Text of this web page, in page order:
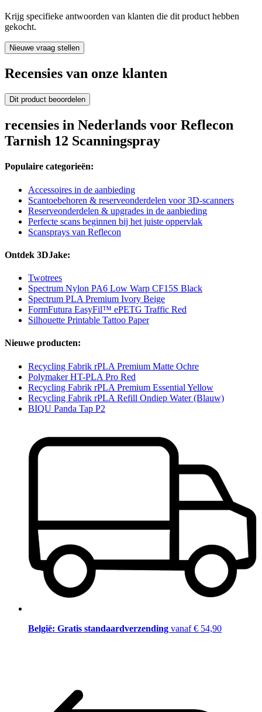
Krijg specifieke antwoorden van klanten die dit product hebben
gekocht.
Nieuwe vraag stellen
Recensies van onze klanten
Dit product beoordelen
recensies in Nederlands voor Reflecon
Tarnish 12 Scanningspray
Populaire categorieën:
Accessoires in de aanbieding
Scantoebehoren & reserveonderdelen voor 3D-scanners
Reserveonderdelen & upgrades in de aanbieding
Perfecte scans beginnen bij het juiste oppervlak
Scansprays van Reflecon
Ontdek 3DJake:
Twotrees
Spectrum Nylon PA6 Low Warp CF15S Black
Spectrum PLA Premium Ivory Beige
FormFutura EasyFil™ ePETG Traffic Red
Silhouette Printable Tattoo Paper
Nieuwe producten:
Recycling Fabrik rPLA Premium Matte Ochre
Polymaker HT-PLA Pro Red
Recycling Fabrik rPLA Premium Essential Yellow
Recycling Fabrik rPLA Refill Ondiep Water (Blauw)
BIQU Panda Tap P2
België: Gratis standaardverzending vanaf € 54,90